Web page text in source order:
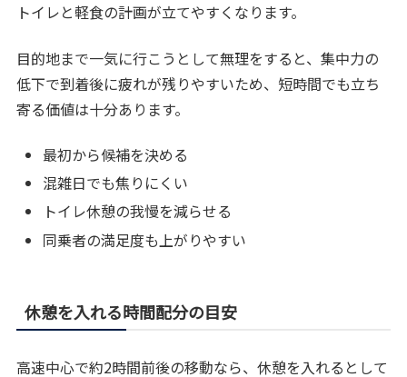
トイレと軽食の計画が立てやすくなります。
目的地まで一気に行こうとして無理をすると、集中力の
低下で到着後に疲れが残りやすいため、短時間でも立ち
寄る価値は十分あります。
最初から候補を決める
混雑日でも焦りにくい
トイレ休憩の我慢を減らせる
同乗者の満足度も上がりやすい
休憩を入れる時間配分の目安
高速中心で約2時間前後の移動なら、休憩を入れるとして